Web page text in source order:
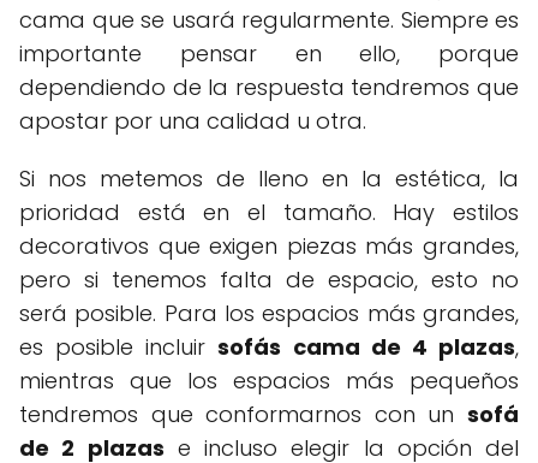
cama que se usará regularmente. Siempre es
importante pensar en ello, porque
dependiendo de la respuesta tendremos que
apostar por una calidad u otra.
Si nos metemos de lleno en la estética, la
prioridad está en el tamaño. Hay estilos
decorativos que exigen piezas más grandes,
pero si tenemos falta de espacio, esto no
será posible. Para los espacios más grandes,
es posible incluirsofás cama de 4 plazas,
mientras que los espacios más pequeños
tendremos que conformarnos con un sofá
de 2 plazas e incluso elegir la opción del